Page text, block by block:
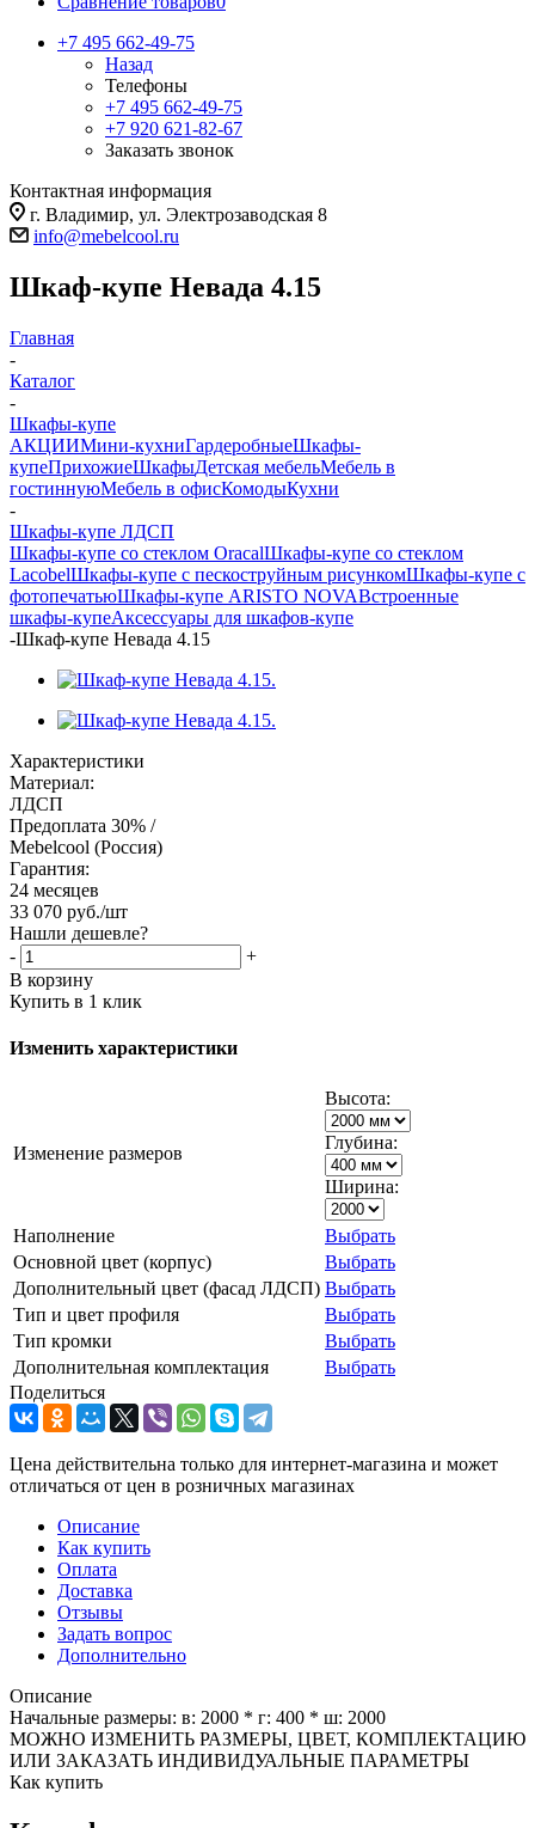
+7 495 662-49-75
Назад
Телефоны
+7 495 662-49-75
+7 920 621-82-67
Заказать звонок
Контактная информация
г. Владимир, ул. Электрозаводская 8
info@mebelcool.ru
Шкаф-купе Невада 4.15
Главная
-
Каталог
-
Шкафы-купе
АКЦИИМини-кухниГардеробныеШкафы-
купеПрихожиеШкафыДетская мебельМебель в
гостиннуюМебель в офисКомодыКухни
-
Шкафы-купе ЛДСП
Шкафы-купе со стеклом OracalШкафы-купе со стеклом
LacobelШкафы-купе с пескоструйным рисункомШкафы-купе с
фотопечатьюШкафы-купе ARISTO NOVAВстроенные
шкафы-купеАксессуары для шкафов-купе
-Шкаф-купе Невада 4.15
Характеристики
Материал:
ЛДСП
Предоплата 30% /
Mebelcool (Россия)
Гарантия:
24 месяцев
33 070 руб./шт
Нашли дешевле?
-
+
В корзину
Купить в 1 клик
Изменить характеристики
Изменение размеров
Высота:
Глубина:
Ширина:
Наполнение
Выбрать
Основной цвет (корпус)
Выбрать
Дополнительный цвет (фасад ЛДСП) Выбрать
Тип и цвет профиля
Выбрать
Тип кромки
Выбрать
Дополнительная комплектация
Выбрать
Поделиться
Цена действительна только для интернет-магазина и может
отличаться от цен в розничных магазинах
Описание
Как купить
Оплата
Доставка
Отзывы
Задать вопрос
Дополнительно
Описание
Начальные размеры: в: 2000 * г: 400 * ш: 2000
МОЖНО ИЗМЕНИТЬ РАЗМЕРЫ, ЦВЕТ, КОМПЛЕКТАЦИЮ
ИЛИ ЗАКАЗАТЬ ИНДИВИДУАЛЬНЫЕ ПАРАМЕТРЫ
Как купить